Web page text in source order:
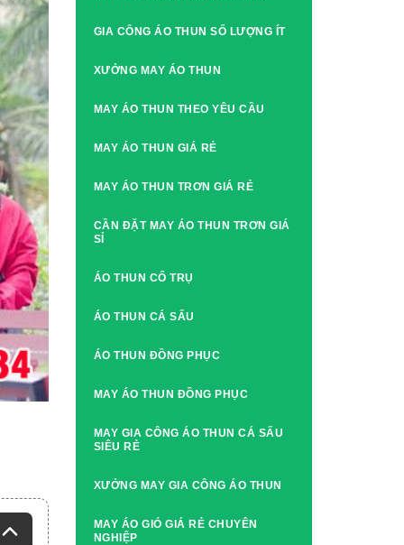
GIA CÔNG ÁO THUN SỐ LƯỢNG ÍT
XƯỞNG MAY ÁO THUN
MAY ÁO THUN THEO YÊU CẦU
MAY ÁO THUN GIÁ RẺ
MAY ÁO THUN TRƠN GIÁ RẺ
CẦN ĐẶT MAY ÁO THUN TRƠN GIÁ
SỈ
ÁO THUN CỔ TRỤ
ÁO THUN CÁ SẤU
ÁO THUN ĐỒNG PHỤC
MAY ÁO THUN ĐỒNG PHỤC
MAY GIA CÔNG ÁO THUN CÁ SẤU
SIÊU RẺ
XƯỞNG MAY GIA CÔNG ÁO THUN
MAY ÁO GIÓ GIÁ RẺ CHUYÊN
NGHIỆP